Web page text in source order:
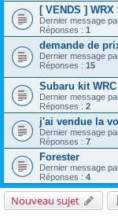
[ VENDS ] WRX
Dernier message
Réponses : 1
demande de
Dernier message
Réponses : 15
Subaru kit WRC
Dernier message
Réponses : 2
j'ai vendue la
Dernier message
Réponses : 7
Forester
Dernier message
Réponses : 4
Nouveau sujet